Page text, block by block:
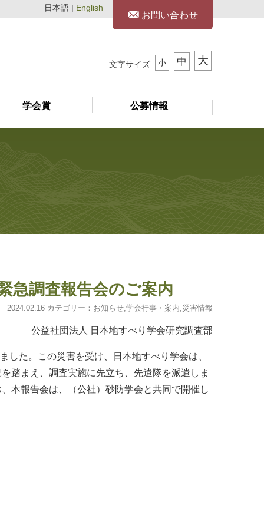
お問い合わせ
日本語 | English
文字サイズ 小 中 大
学会賞 公募情報
急調査報告会のご案内
2024.02.16 カテゴリー： お知らせ,学会行事・案内,災害情報
公益社団法人 日本地すべり学会研究調査部
た。この災害を受け、日本地すべり学会は、
踏まえ、調査実施に先立ち、先遣隊を派遣しま
本報告会は、（公社）砂防学会と共同で開催し